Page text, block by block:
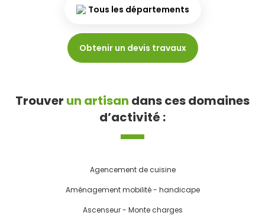
Tous les départements
Obtenir un devis travaux
Trouver un artisan dans ces domaines
d’activité :
Agencement de cuisine
Aménagement mobilité - handicape
Ascenseur - Monte charges